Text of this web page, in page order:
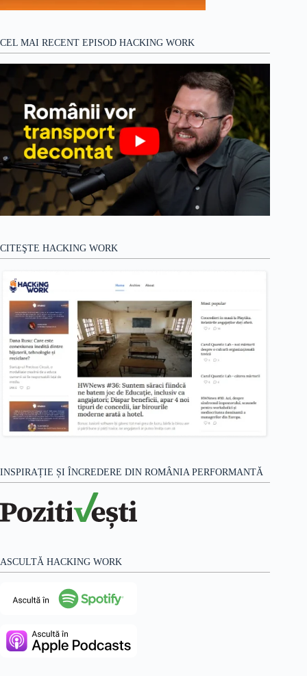
CEL MAI RECENT EPISOD HACKING WORK
CITEŞTE HACKING WORK
INSPIRAȚIE ȘI ÎNCREDERE DIN ROMÂNIA PERFORMANTĂ
ASCULTĂ HACKING WORK